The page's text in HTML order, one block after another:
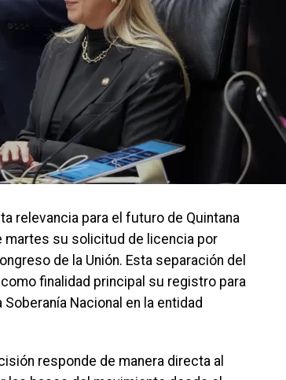
relevancia para el futuro de Quintana
martes su solicitud de licencia por
de la Unión. Esta separación del
finalidad principal su registro para
Nacional en la entidad
responde de manera directa al